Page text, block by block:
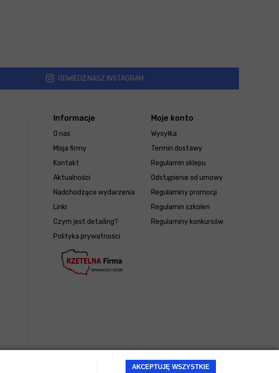
AKCEPTUJĘ WSZYSTKIE
ODWIEDŹ NASZ INSTAGRAM
Informacje
O nas
Misja firmy
Kontakt
Aktualności
Nadchodzące wydarzenia
Linki
Czym jest detailing?
Polityka prywatności
Moje konto
Wysyłka
Termin dostawy
Regulamin sklepu
Odstąpienie od umowy
Regulaminy promocji
Regulamin szkoleń
Regulaminy konkursów